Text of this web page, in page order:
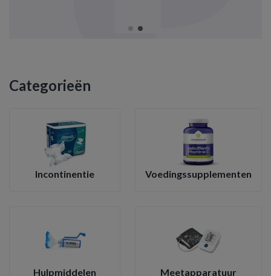
Categorieën
Incontinentie Voedingssupplementen
Hulpmiddelen Meetapparatuur